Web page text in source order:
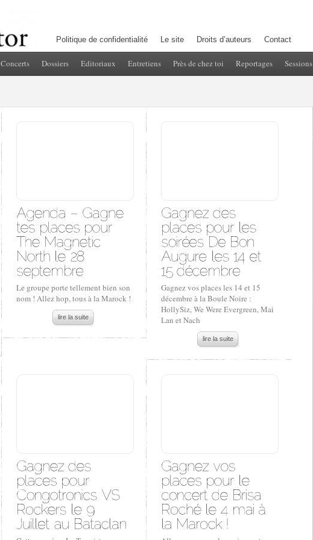
Politique de confidentialité Le site Droits d’auteurs Contact
Concerts Dossiers Editoriaux Entretiens Près de chez toi Reportages Sessions
Le groupe porte tellement bien son
nom ! Allez hop, tous à la Marock !
lire la suite
Gagnez vos places les 14 et 15
décembre à la Boule Noire :
HollySiz, We Were Evergreen, Mai
Lan et Nach
lire la suite